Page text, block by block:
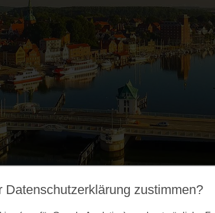
Datenschutz­erklärung zustimmen?